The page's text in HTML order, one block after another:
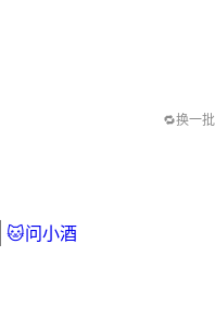
🔁换一批
🐱问小酒